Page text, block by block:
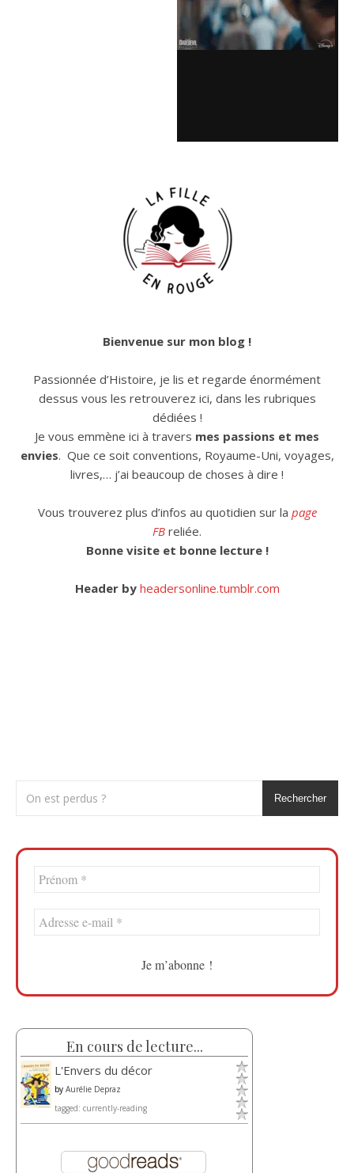
Bienvenue sur mon blog !
Passionnée d’Histoire, je lis et regarde énormément
dessus vous les retrouverez ici, dans les rubriques
dédiées !
Je vous emmène ici à travers mes passions et mes
envies. Que ce soit conventions, Royaume-Uni, voyages,
livres,… j’ai beaucoup de choses à dire !
Vous trouverez plus d’infos au quotidien sur la page
FB reliée.
Bonne visite et bonne lecture !
Header by headersonline.tumblr.com
Rechercher
En cours de lecture...
L'Envers du décor
by Aurélie Depraz
tagged: currently-reading